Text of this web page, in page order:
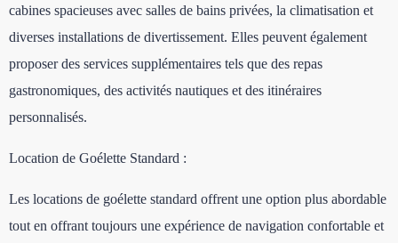
cabines spacieuses avec salles de bains privées, la climatisation et
diverses installations de divertissement. Elles peuvent également
proposer des services supplémentaires tels que des repas
gastronomiques, des activités nautiques et des itinéraires
personnalisés.
Location de Goélette Standard :
Les locations de goélette standard offrent une option plus abordable
tout en offrant toujours une expérience de navigation confortable et